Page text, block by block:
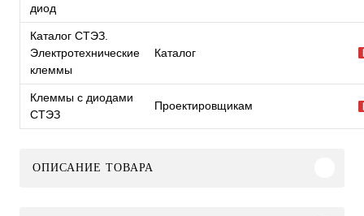
диод
Каталог СТЭЗ.
Электротехнические
клеммы
Каталог
Клеммы с диодами
СТЭЗ
Проектировщикам
ОПИСАНИЕ ТОВАРА